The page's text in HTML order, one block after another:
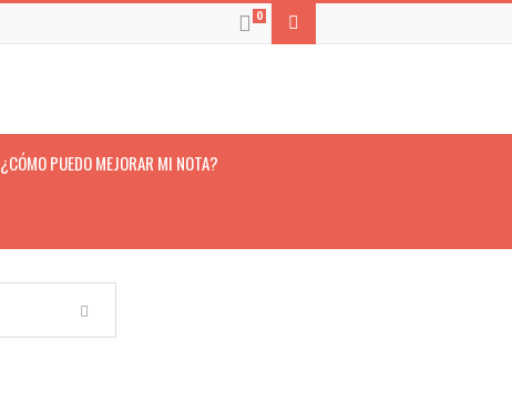
0
¿CÓMO PUEDO MEJORAR MI NOTA?